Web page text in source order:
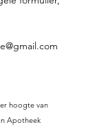
hoogte van
Apotheek